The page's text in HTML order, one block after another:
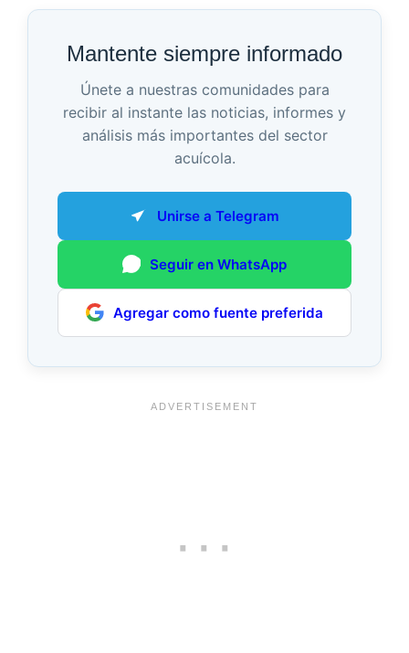
Mantente siempre informado
Únete a nuestras comunidades para
recibir al instante las noticias, informes y
análisis más importantes del sector
acuícola.
Unirse a Telegram
Seguir en WhatsApp
Agregar como fuente preferida